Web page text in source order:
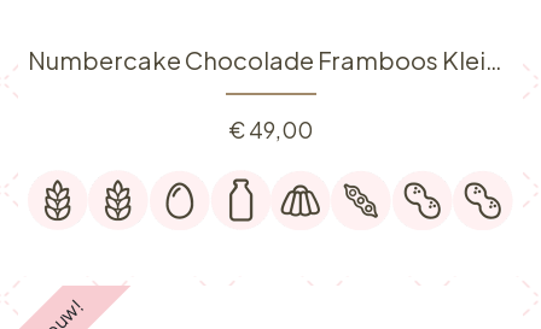
Numbercake Chocolade Framboos Klein (6p)
€49,00